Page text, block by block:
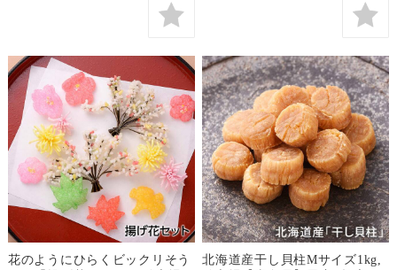
花のようにひらくビックリそう
北海道産干し貝柱Mサイズ1kg,